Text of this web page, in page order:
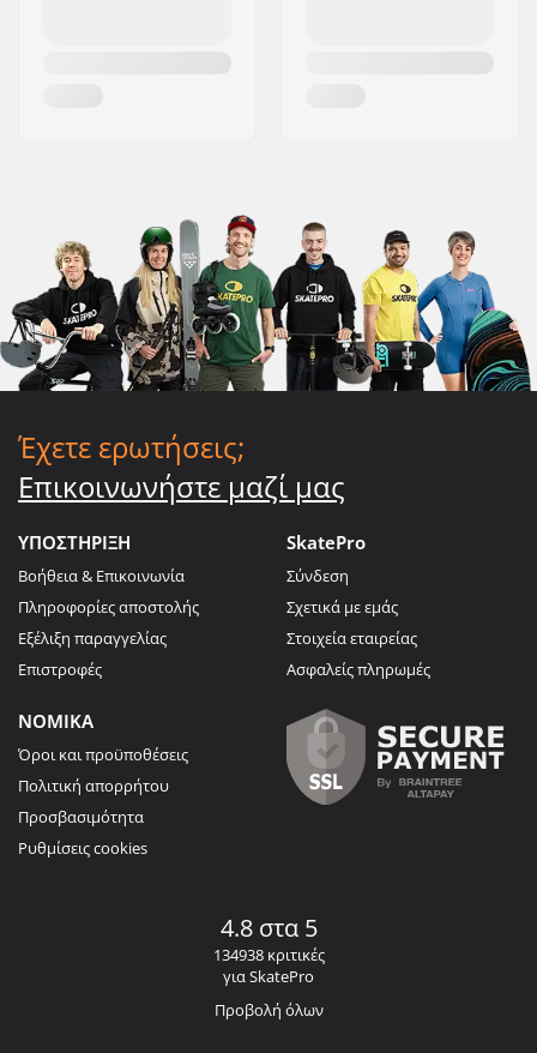
Έχετε ερωτήσεις;
Επικοινωνήστε μαζί μας
ΥΠΟΣΤΗΡΙΞΗ
Βοήθεια & Επικοινωνία
Πληροφορίες αποστολής
Εξέλιξη παραγγελίας
Επιστροφές
SkatePro
Σύνδεση
Σχετικά με εμάς
Στοιχεία εταιρείας
Ασφαλείς πληρωμές
ΝΟΜΙΚΑ
Όροι και προϋποθέσεις
Πολιτική απορρήτου
Προσβασιμότητα
Ρυθμίσεις cookies
4.8 στα 5
134938 κριτικές
για SkatePro
Προβολή όλων